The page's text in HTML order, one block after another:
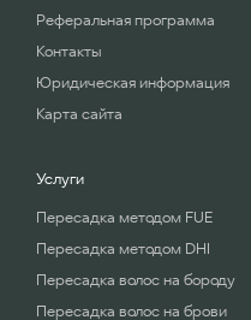
Реферальная программа
Контакты
Юридическая информация
Карта сайта
Услуги
Пересадка методом FUE
Пересадка методом DHI
Пересадка волос на бороду
Пересадка волос на брови